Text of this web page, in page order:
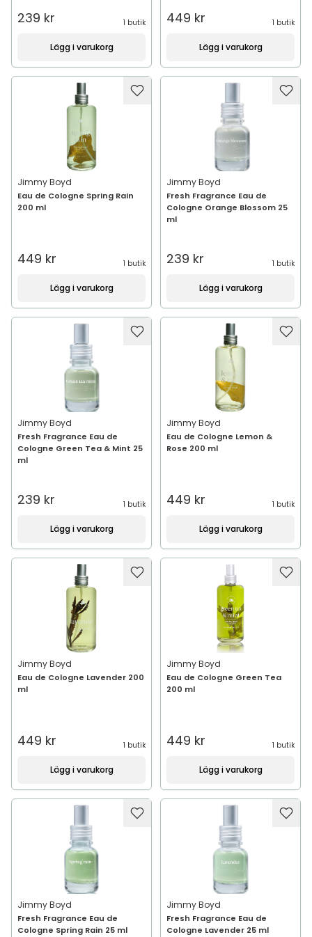
239 kr 1 butik
Lägg i varukorg
449 kr 1 butik
Lägg i varukorg
Jimmy Boyd
Eau de Cologne Spring Rain
200 ml
449 kr 1 butik
Lägg i varukorg
Jimmy Boyd
Fresh Fragrance Eau de
Cologne Orange Blossom 25
ml
239 kr 1 butik
Lägg i varukorg
Jimmy Boyd
Fresh Fragrance Eau de
Cologne Green Tea & Mint 25
ml
239 kr 1 butik
Lägg i varukorg
Jimmy Boyd
Eau de Cologne Lemon &
Rose 200 ml
449 kr 1 butik
Lägg i varukorg
Jimmy Boyd
Eau de Cologne Lavender 200
ml
449 kr 1 butik
Lägg i varukorg
Jimmy Boyd
Eau de Cologne Green Tea
200 ml
449 kr 1 butik
Lägg i varukorg
Jimmy Boyd
Fresh Fragrance Eau de
Cologne Spring Rain 25 ml
Jimmy Boyd
Fresh Fragrance Eau de
Cologne Lavender 25 ml